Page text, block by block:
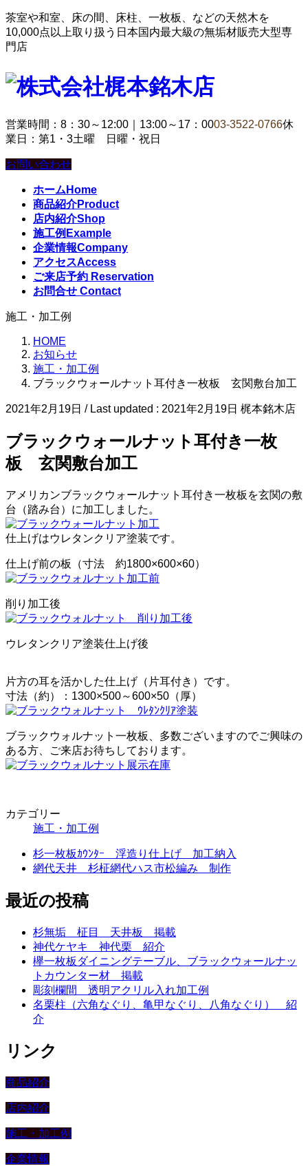
茶室や和室、床の間、床柱、一枚板、などの天然木を
10,000点以上取り扱う日本国内最大級の無垢材販売大型専
門店
営業時間：8：30～12:00｜13:00～17：0003-3522-0766休
業日：第1・3土曜 日曜・祝日
お問い合わせ
ホーム Home
商品紹介Product
店内紹介Shop
施工例 Example
企業情報Company
アクセスAccess
ご来店予約 Reservation
お問合せ Contact
施工・加工例
HOME
お知らせ
施工・加工例
ブラックウォールナット耳付き一枚板 玄関敷台加工
2021年2月19日 / Last updated : 2021年2月19日 梶本銘木店
ブラックウォールナット耳付き一枚
板 玄関敷台加工
アメリカンブラックウォールナット耳付き一枚板を玄関の敷
台（踏み台）に加工しました。
仕上げはウレタンクリア塗装です。
仕上げ前の板（寸法 約1800×600×60）
削り加工後
ウレタンクリア塗装仕上げ後
片方の耳を活かした仕上げ（片耳付き）です。
寸法（約）：1300×500～600×50（厚）
ブラックウォルナット一枚板、多数ございますのでご興味の
ある方、ご来店お待ちしております。
カテゴリー
施工・加工例
杉一枚板ｶｳﾝﾀｰ 浮造り仕上げ 加工納入
網代天井 杉柾網代ハス市松編み 制作
最近の投稿
杉無垢 柾目 天井板 掲載
神代ケヤキ 神代栗 紹介
欅一枚板ダイニングテーブル、ブラックウォールナッ
トカウンター材 掲載
彫刻欄間 透明アクリル入れ加工例
名栗柱（六角なぐり、亀甲なぐり、八角なぐり） 紹
介
リンク
商品紹介
店内紹介
施工・加工例
企業情報